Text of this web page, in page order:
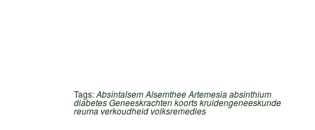
Tags:AbsintalsemAlsemtheeArtemesia absinthium
diabetesGeneeskrachtenkoortskruidengeneeskunde
reuma verkoudheid volksremedies